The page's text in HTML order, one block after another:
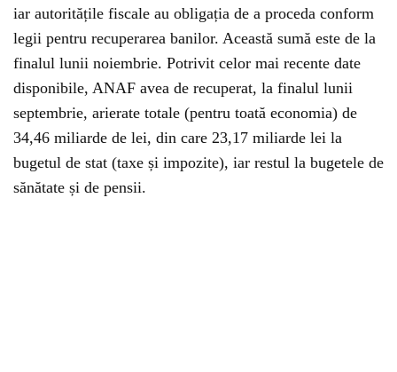
iar autoritățile fiscale au obligația de a proceda conform
legii pentru recuperarea banilor. Această sumă este de la
finalul lunii noiembrie. Potrivit celor mai recente date
disponibile, ANAF avea de recuperat, la finalul lunii
septembrie, arierate totale (pentru toată economia) de
34,46 miliarde de lei, din care 23,17 miliarde lei la
bugetul de stat (taxe și impozite), iar restul la bugetele de
sănătate și de pensii.